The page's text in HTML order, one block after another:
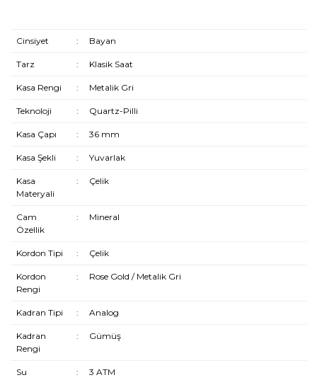
Cinsiyet : Bayan
Tarz : Klasik Saat
Kasa Rengi : Metalik Gri
Teknoloji : Quartz-Pilli
Kasa Çapı : 36 mm
Kasa Şekli : Yuvarlak
Kasa
Materyali
: Çelik
Cam
Özellik
: Mineral
Kordon Tipi : Çelik
Kordon
Rengi
: Rose Gold / Metalik Gri
Kadran Tipi : Analog
Kadran
Rengi
: Gümüş
Su
: 3 ATM